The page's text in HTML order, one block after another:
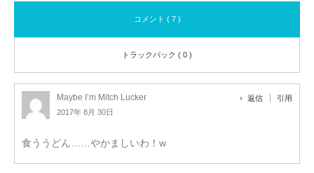
コメント ( 7 )
トラックバック ( 0 )
Maybe I’m Mitch Lucker
2017年 8月 30日
返信 引用
食ううどん……やかましいわ！w